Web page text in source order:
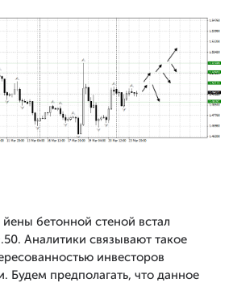
бетонной стеной встал
Аналитики связывают такое
инвесторов
Будем предполагать, что данное